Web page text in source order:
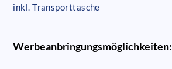
inkl. Transporttasche
Werbeanbringungsmöglichkeiten: